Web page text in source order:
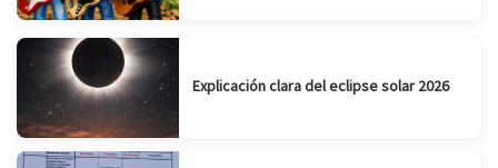
Explicación clara del eclipse solar 2026